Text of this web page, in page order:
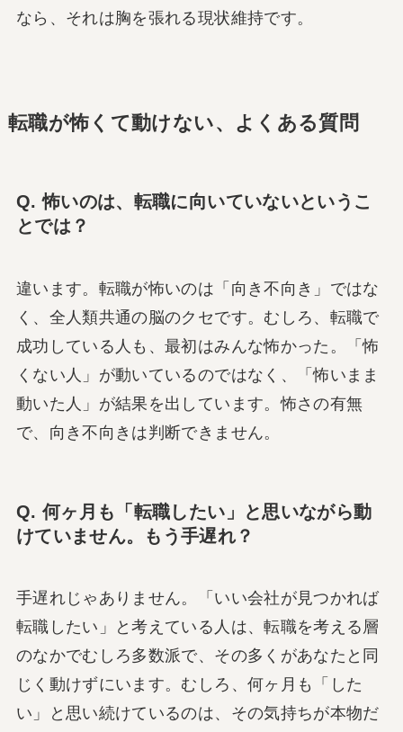
なら、それは胸を張れる現状維持です。
転職が怖くて動けない、よくある質問
Q. 怖いのは、転職に向いていないというこ
とでは？
違います。転職が怖いのは「向き不向き」ではな
く、全人類共通の脳のクセです。むしろ、転職で
成功している人も、最初はみんな怖かった。「怖
くない人」が動いているのではなく、「怖いまま
動いた人」が結果を出しています。怖さの有無
で、向き不向きは判断できません。
Q. 何ヶ月も「転職したい」と思いながら動
けていません。もう手遅れ？
手遅れじゃありません。「いい会社が見つかれば
転職したい」と考えている人は、転職を考える層
のなかでむしろ多数派で、その多くがあなたと同
じく動けずにいます。むしろ、何ヶ月も「した
い」と思い続けているのは、その気持ちが本物だ